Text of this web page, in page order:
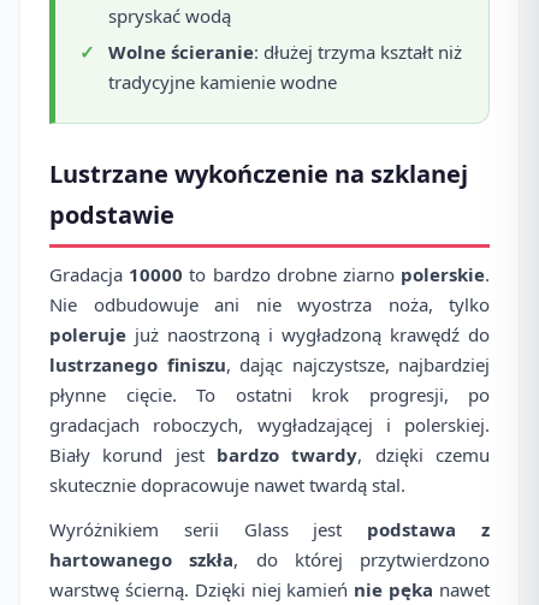
spryskać wodą
Wolne ścieranie: dłużej trzyma kształt niż
tradycyjne kamienie wodne
Lustrzane wykończenie na szklanej
podstawie
Gradacja 10000 to bardzo drobne ziarno polerskie.
Nie odbudowuje ani nie wyostrza noża, tylko
poleruje już naostrzoną i wygładzoną krawędź do
lustrzanego finiszu, dając najczystsze, najbardziej
płynne cięcie. To ostatni krok progresji, po
gradacjach roboczych, wygładzającej i polerskiej.
Biały korund jest bardzo twardy, dzięki czemu
skutecznie dopracowuje nawet twardą stal.
Wyróżnikiem serii Glass jest podstawa z
hartowanego szkła, do której przytwierdzono
warstwę ścierną. Dzięki niej kamień nie pęka nawet